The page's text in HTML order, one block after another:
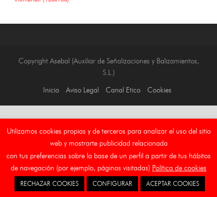
Copyright Asebal (Auxiliar de Señalizaciones y Balizamientos,
S.L.)
Inicio
Aviso Legal Canal Etico Cookies
Utilizamos cookies propias y de terceros para analizar el uso del sitio
web y mostrarte publicidad relacionada
con tus preferencias sobre la base de un perfil a partir de tus hábitos
de navegación (por ejemplo, páginas visitadas) Política de cookies
RECHAZAR COOKIES CONFIGURAR ACEPTAR COOKIES